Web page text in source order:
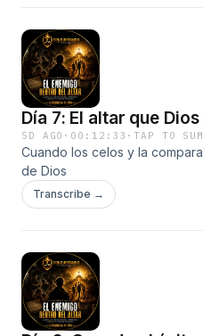
Día 7: El altar que
5D AGO · 00:12:33 ·TAP TO
Cuando los celos y la
de Dios
Transcribe →